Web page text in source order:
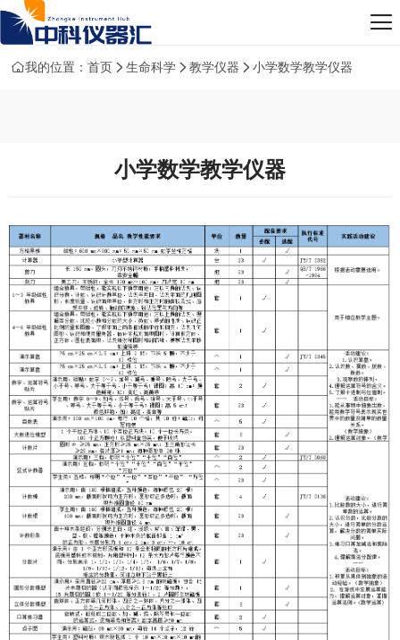
我的位置：首页 生命科学 教学仪器 小学数学教学仪器
小学数学教学仪器